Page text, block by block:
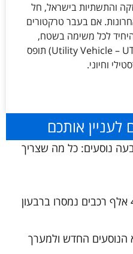
והתשתיות בישראל, חל
אם בעבר טרקטורים
היחיד לכל משימה בשטח,
הרי שהיום הטרקטור משא (Utility Vehicle – UTV) תופס
וחיוני.
לעניין אותכם
נוסעים: כל מה שצריך
החדש ולמערך